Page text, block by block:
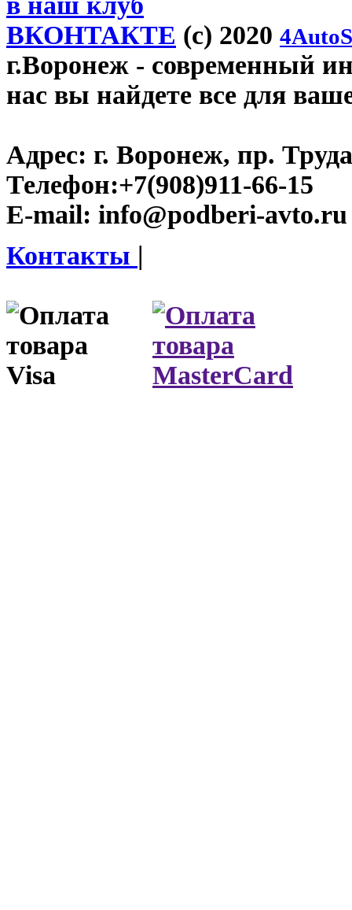
ВКОНТАКТЕ (c) 2020
г.Воронеж - современный
нас вы найдете все для
Адрес: г. Воронеж, пр.
Телефон:+7(908)911-66-15
E-mail: info@podberi-avto.ru
Контакты |